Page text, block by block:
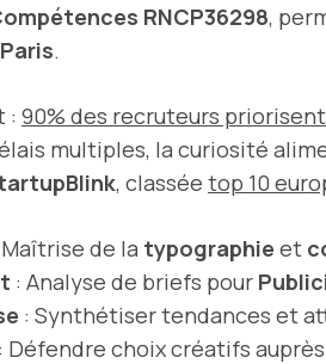
RNCP36298,
Paris.
: 90% des recruteurs
multiples, la curiosité
, classée top 10
de la typographie et
: Analyse de briefs pour
: Synthétiser tendances et
: Défendre choix créatifs